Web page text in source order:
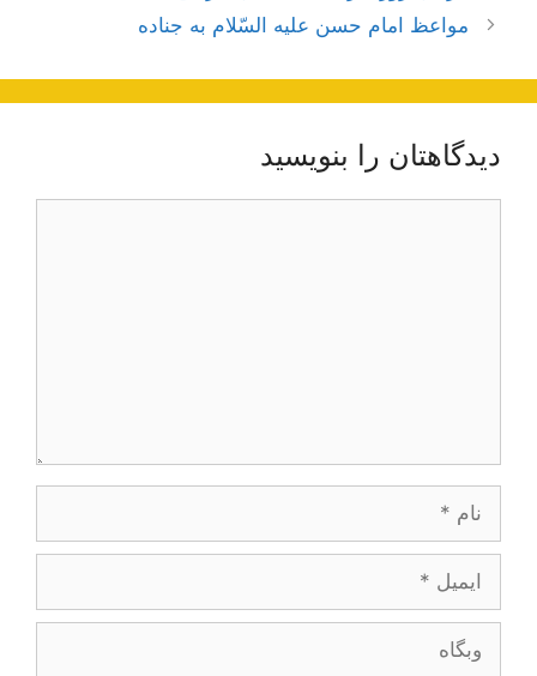
نوشته‌هامواعظ امام حسن علیه السّلام به جناده
دیدگاهتان را بنویسید
ایمیل
وبگاه